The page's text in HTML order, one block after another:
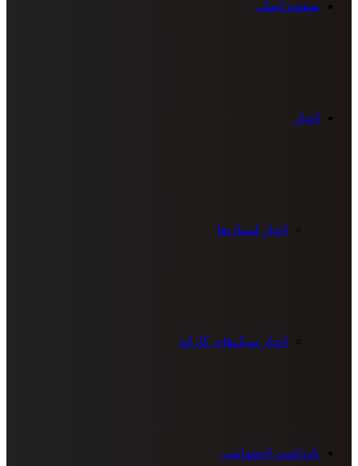
صفحه اصلی
اخبار
اخبار استان‌ها
اخبار سبک‌های کاراته
یادداشت اختصاصی